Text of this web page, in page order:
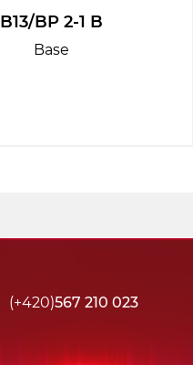
B13/BP 2-1 B
Base
(+420)567 210 023